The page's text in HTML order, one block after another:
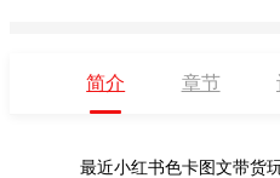
简介 章节
最近小红书色卡图文带货